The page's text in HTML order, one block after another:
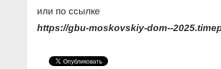
или по ссылке
https://gbu-moskovskiy-dom--